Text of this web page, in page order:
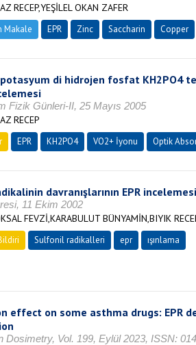
RECEP,YEŞİLEL OKAN ZAFER
Makale EPR Zinc Saccharin Copper
potasyum di hidrojen fosfat KH2PO4
Fizik Günleri-II, 25 Mayıs 2005
RECEP
EPR KH2PO4 VO2+ İyonu Optik
davranışlarının EPR incelemesi
11 Ekim 2002
FEVZİ,KARABULUT BÜNYAMİN,BIYIK
Sulfonil radikalleri epr
ışınlama
effect on some asthma drugs: EPR
Dosimetry, Vol. 199, Eylül 2023, ISSN: